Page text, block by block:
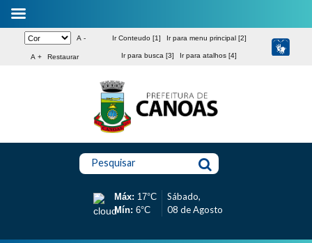
A -
A + Restaurar
Ir Conteudo [1] Ir para menu principal [2]
Ir para busca [3] Ir para atalhos [4]
Pesquisar
Máx: 17°C
Mín: 6°C
Sábado,
08 de Agosto